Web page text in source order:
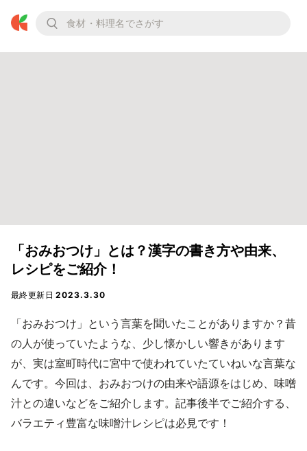
「おみおつけ」とは？漢字の書き方や由来、
レシピをご紹介！
最終更新日2023.3.30
「おみおつけ」という言葉を聞いたことがありますか？昔
の人が使っていたような、少し懐かしい響きがあります
が、実は室町時代に宮中で使われていたていねいな言葉な
んです。今回は、おみおつけの由来や語源をはじめ、味噌
汁との違いなどをご紹介します。記事後半でご紹介する、
バラエティ豊富な味噌汁レシピは必見です！